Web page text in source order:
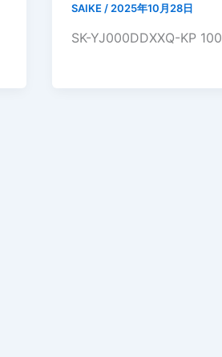
SAIKE / 2025年10月28日
SK-YJ000DDXXQ-KP 100